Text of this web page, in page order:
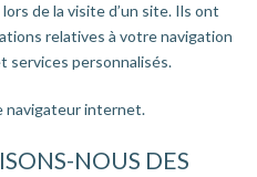
de la visite d’un site. Ils ont
relatives à votre navigation
services personnalisés.
navigateur internet.
NOUS DES